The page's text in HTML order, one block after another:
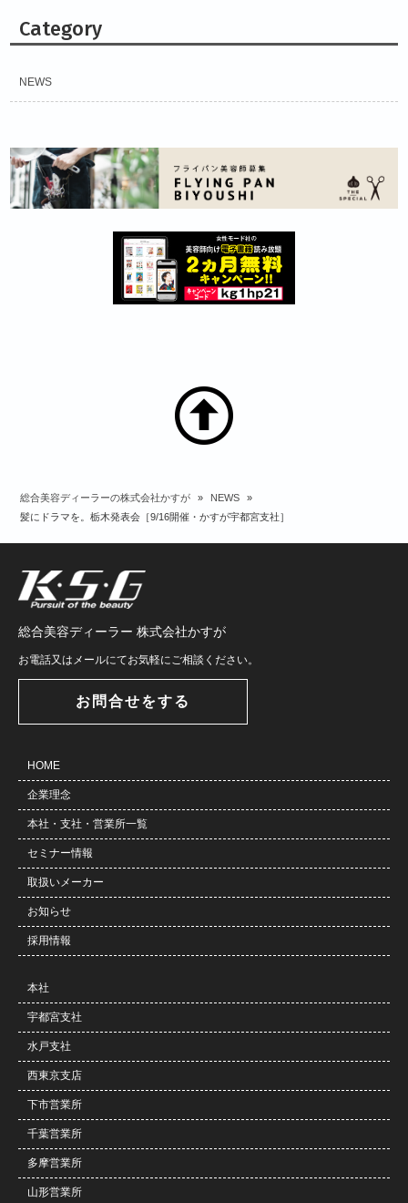
Category
NEWS
総合美容ディーラーの株式会社かすが » NEWS
»
髪にドラマを。栃木発表会［9/16開催・かすが宇都宮支社］
総合美容ディーラー 株式会社かすが
お電話又はメールにてお気軽にご相談ください。
お問合せをする
HOME
企業理念
本社・支社・営業所一覧
セミナー情報
取扱いメーカー
お知らせ
採用情報
本社
宇都宮支社
水戸支社
西東京支店
下市営業所
千葉営業所
多摩営業所
山形営業所